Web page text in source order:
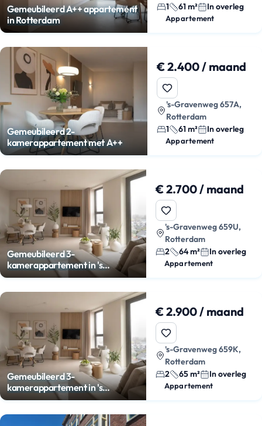
Gemeubileerd A++ appartement
in Rotterdam
1
61 m² In overleg
Appartement
Gemeubileerd 2-
kamerappartement met A++
€ 2.400 / maand
's-Gravenweg 657A,
Rotterdam
1
61 m² In overleg
Appartement
Gemeubileerd 3-
kamerappartement in 's
Gravenland
€ 2.700 / maand
's-Gravenweg 659U,
Rotterdam
2
64 m² In overleg
Appartement
Gemeubileerd 3-
kamerappartement in 's
Gravenland
€ 2.900 / maand
's-Gravenweg 659K,
Rotterdam
2
65 m² In overleg
Appartement